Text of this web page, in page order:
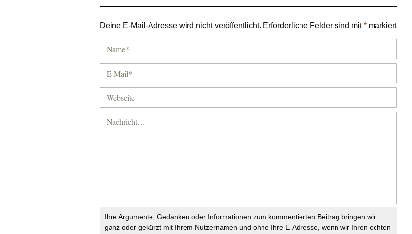
Deine E-Mail-Adresse wird nicht veröffentlicht. Erforderliche Felder sind mit* markiert
Ihre Argumente, Gedanken oder Informationen zum kommentierten Beitrag bringen wir
ganz oder gekürzt mit Ihrem Nutzernamen und ohne Ihre E-Adresse, wenn wir Ihren echten